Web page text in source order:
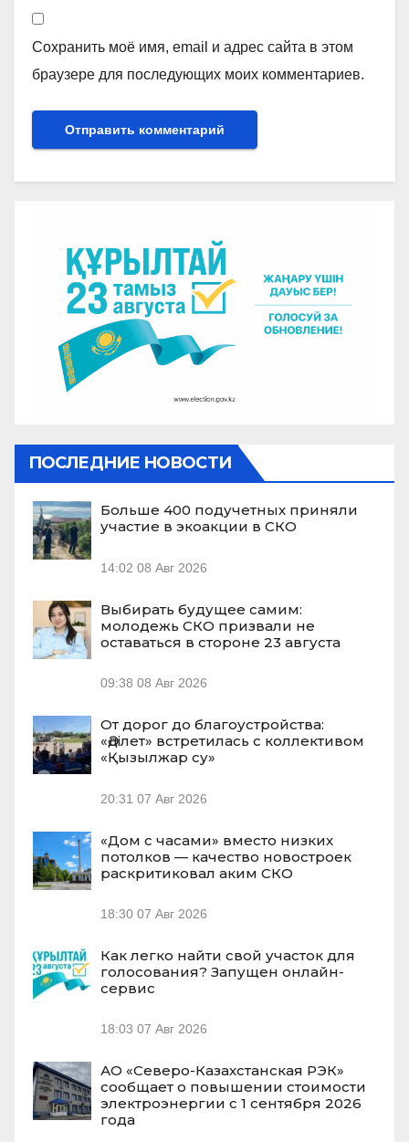
Сохранить моё имя, email и адрес сайта в этом
браузере для последующих моих комментариев.
ПОСЛЕДНИЕ НОВОСТИ
Больше 400 подучетных приняли
участие в экоакции в СКО
14:02 08 Авг 2026
Выбирать будущее самим:
молодежь СКО призвали не
оставаться в стороне 23 августа
09:38 08 Авг 2026
От дорог до благоустройства:
«Әділет» встретилась с коллективом
«Қызылжар су»
20:31 07 Авг 2026
«Дом с часами» вместо низких
потолков — качество новостроек
раскритиковал аким СКО
18:30 07 Авг 2026
Как легко найти свой участок для
голосования? Запущен онлайн-
сервис
18:03 07 Авг 2026
АО «Северо-Казахстанская РЭК»
сообщает о повышении стоимости
электроэнергии с 1 сентября 2026
года